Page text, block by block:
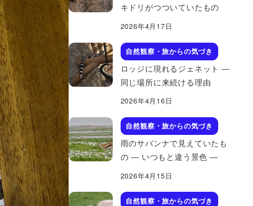
キドリがつついていたもの
2026年4月17日
自然観察・旅からの気づき
ロッジに現れるジェネット ―
同じ場所に来続ける理由
2026年4月16日
自然観察・旅からの気づき
雨のサバンナで見えていたも
の ― いつもと違う景色 ―
2026年4月15日
自然観察・旅からの気づき